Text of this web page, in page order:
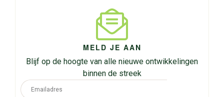
MELD JE AAN
Blijf op de hoogte van alle nieuwe ontwikkelingen
binnen de streek